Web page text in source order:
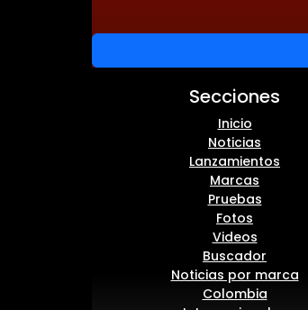
Secciones
Inicio
Noticias
Lanzamientos
Marcas
Pruebas
Fotos
Videos
Buscador
Noticias por marca
Colombia